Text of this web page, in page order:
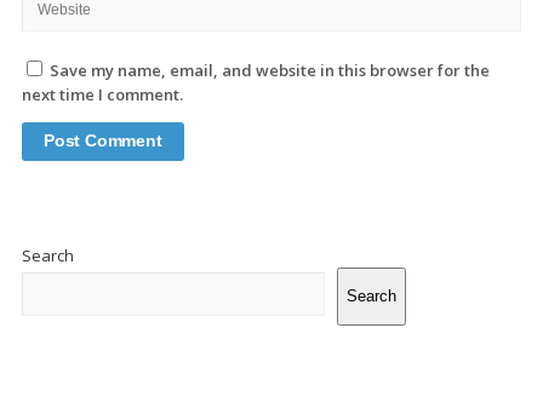
Save my name, email, and website in this browser for the
next time I comment.
Search
Search